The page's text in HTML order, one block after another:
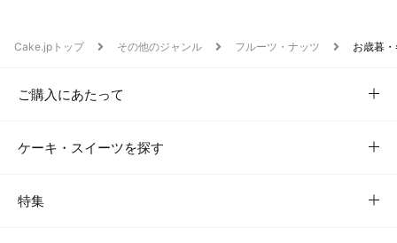
Cake.jpトップ その他のジャンル フルーツ・ナッツ お歳暮
ご購入にあたって
ケーキ・スイーツを探す
特集